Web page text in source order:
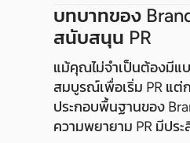
บทบาทของ
สนับสนุน PR
แม้คุณไม่จำเป็นต้องมีแ
สมบูรณ์เพื่อเริ่ม PR แต่
ประกอบพื้นฐานของ
ความพยายาม PR มีปร